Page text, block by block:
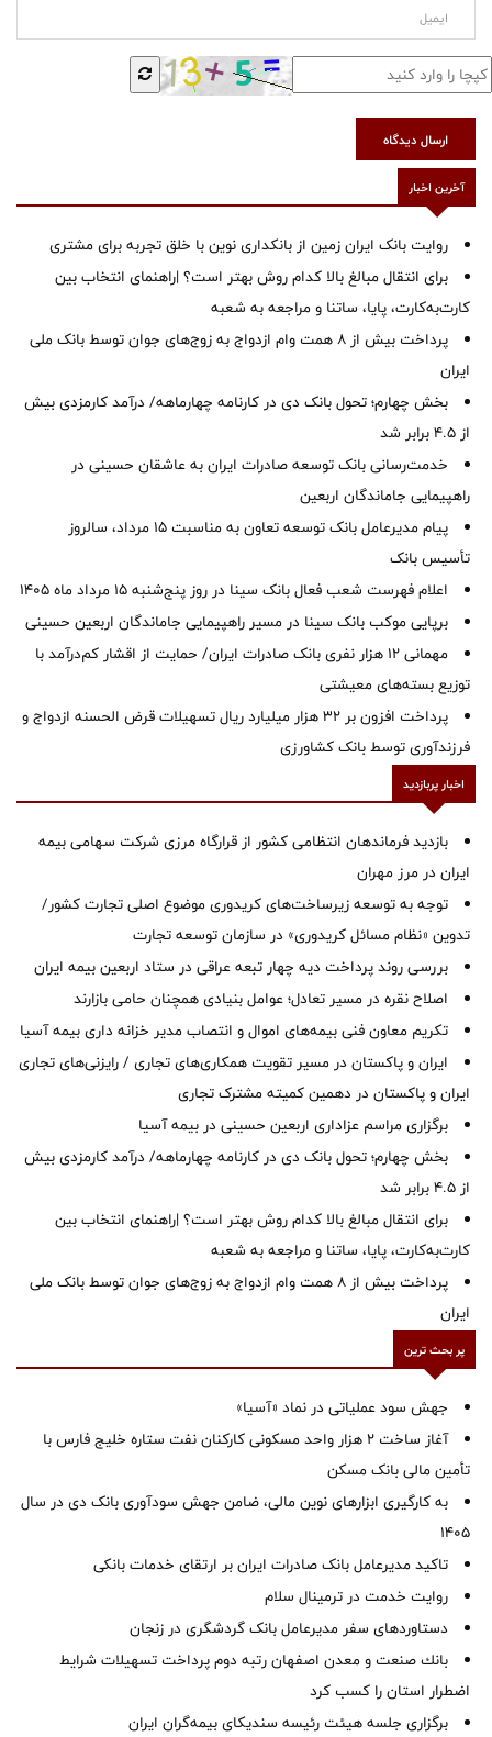
ارسال دیدگاه
آخرین اخبار
روایت بانک ایران زمین از بانکداری نوین با خلق تجربه برای مشتری
برای انتقال مبالغ بالا کدام روش بهتر است؟ |راهنمای انتخاب بین
کارت‌به‌کارت، پایا، ساتنا و مراجعه به شعبه
پرداخت بیش از ۸ همت وام ازدواج به زوج‌های جوان توسط بانک ملی
ایران
بخش چهارم؛ تحول بانک دی در کارنامه چهارماهه/ درآمد کارمزدی بیش
از ۴.۵ برابر شد
خدمت‌رسانی بانک توسعه صادرات ایران به عاشقان حسینی در
راهپیمایی جاماندگان اربعین
پیام مدیرعامل بانک توسعه تعاون به مناسبت 15 مرداد، سالروز
تأسیس بانک
اعلام فهرست شعب فعال بانک سینا در روز پنج‌شنبه 15 مرداد ماه 1405
برپایی موکب بانک سینا در مسیر راهپیمایی جاماندگان اربعین حسینی
مهمانی ۱۲ هزار نفری بانک صادرات ایران/ حمایت از اقشار کم‌درآمد با
توزیع بسته‌های معیشتی
پرداخت افزون بر 32 هزار میلیارد ریال تسهیلات قرض الحسنه ازدواج و
فرزندآوری توسط بانک کشاورزی
اخبار پربازدید
بازدید فرماندهان انتظامی کشور از قرارگاه مرزی شرکت سهامی بیمه
ایران در مرز مهران
توجه به توسعه زیرساخت‌های کریدوری موضوع اصلی تجارت کشور/
تدوین «نظام مسائل کریدوری» در سازمان توسعه تجارت
بررسی روند پرداخت دیه چهار تبعه عراقی در ستاد اربعین بیمه ایران
اصلاح نقره در مسیر تعادل؛ عوامل بنیادی همچنان حامی بازارند
تکریم معاون فنی بیمه‌های اموال و انتصاب مدیر خزانه داری بیمه آسیا
ایران و پاکستان در مسیر تقویت همکاری‌های تجاری / رایزنی‌های تجاری
ایران و پاکستان در دهمین کمیته مشترک تجاری
برگزاری مراسم عزاداری اربعین حسینی در بیمه آسیا
بخش چهارم؛ تحول بانک دی در کارنامه چهارماهه/ درآمد کارمزدی بیش
از ۴.۵ برابر شد
برای انتقال مبالغ بالا کدام روش بهتر است؟ |راهنمای انتخاب بین
کارت‌به‌کارت، پایا، ساتنا و مراجعه به شعبه
پرداخت بیش از ۸ همت وام ازدواج به زوج‌های جوان توسط بانک ملی
ایران
پر بحث ترین
جهش سود عملیاتی در نماد «آسیا»
آغاز ساخت ۲ هزار واحد مسکونی کارکنان نفت ستاره خلیج فارس با
تأمین مالی بانک مسکن
به کارگیری ابزارهای نوین مالی، ضامن جهش سودآوری بانک دی در سال
1405
تاکید مدیرعامل بانک صادرات ایران بر ارتقای خدمات بانکی
روایت خدمت در ترمینال سلام
دستاوردهای سفر مدیرعامل بانک گردشگری در زنجان
بانك صنعت و معدن اصفهان رتبه دوم پرداخت تسهیلات شرایط
اضطرار استان را كسب كرد
برگزاری جلسه هیئت رئیسه سندیکای بیمه‌گران ایران